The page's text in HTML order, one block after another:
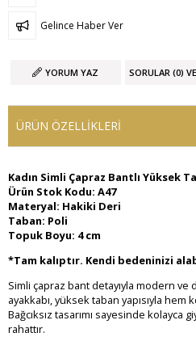
Gelince Haber Ver
YORUM YAZ SORULAR (0)
ÜRÜN ÖZELLIKLERI
Kadın Simli Çapraz Bantlı Yüksek
Ürün Stok Kodu: A47
Materyal: Hakiki Deri
Taban: Poli
Topuk Boyu: 4 cm
*Tam kalıptır. Kendi bedeninizi
Simli çapraz bant detayıyla modern
ayakkabı, yüksek taban yapısıyla
Bağcıksız tasarımı sayesinde kolayca
rahattır.